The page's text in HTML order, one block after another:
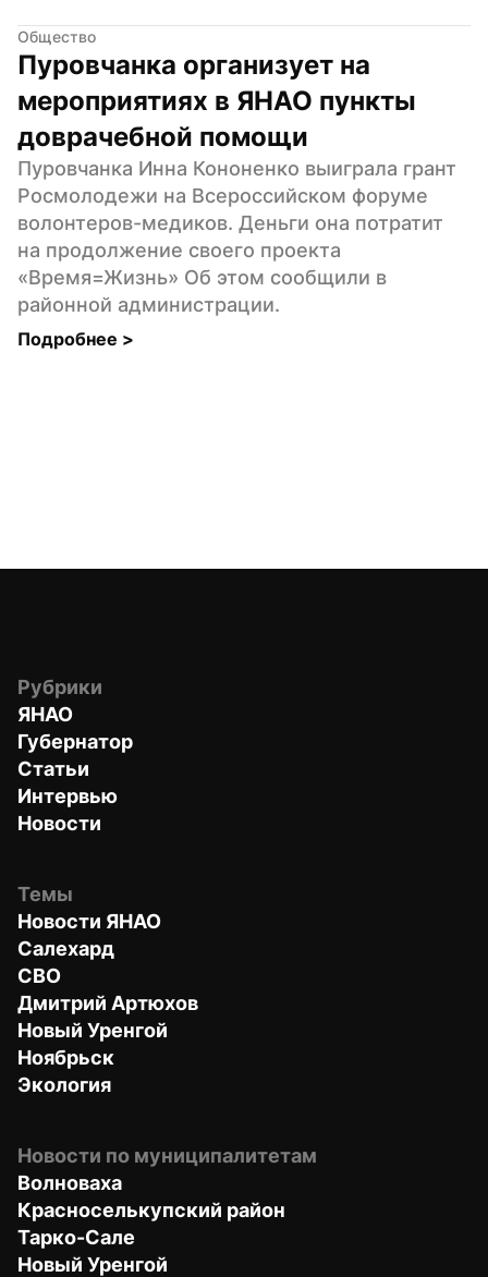
Общество
Пуровчанка организует на
мероприятиях в ЯНАО пункты
доврачебной помощи
Пуровчанка Инна Кононенко выиграла грант
Росмолодежи на Всероссийском форуме
волонтеров-медиков. Деньги она потратит
на продолжение своего проекта
«Время=Жизнь» Об этом сообщили в
районной администрации.
Подробнее >
Рубрики
ЯНАО
Губернатор
Статьи
Интервью
Новости
Темы
Новости ЯНАО
Салехард
СВО
Дмитрий Артюхов
Новый Уренгой
Ноябрьск
Экология
Новости по муниципалитетам
Волноваха
Красноселькупский район
Тарко-Сале
Новый Уренгой